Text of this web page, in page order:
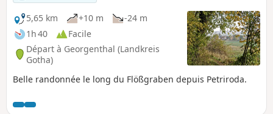
5,65 km
+10 m
-24 m
1h 40
Facile
Départ à Georgenthal (Landkreis
Gotha)
Belle randonnée le long du Flößgraben depuis Petriroda.